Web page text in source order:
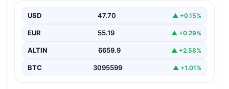
USD 47.70 ▲ +0.15%
EUR 55.19 ▲ +0.29%
ALTIN 6659.9 ▲ +2.58%
BTC 3095599 ▲ +1.01%